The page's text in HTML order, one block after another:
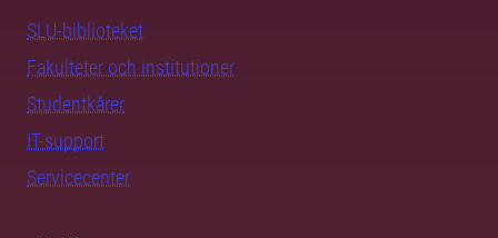
SLU-biblioteket
Fakulteter och institutioner
Studentkårer
IT-support
Servicecenter